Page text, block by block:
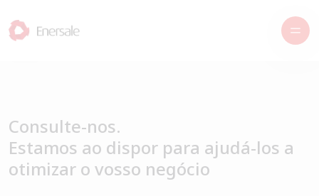
Consulte-nos.
Estamos ao dispor para ajudá-los a
otimizar o vosso negócio